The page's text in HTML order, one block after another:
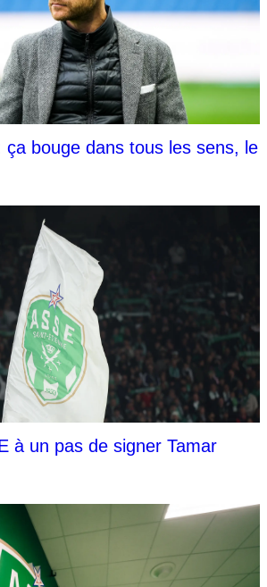
ça bouge dans tous les sens, le
à un pas de signer Tamar